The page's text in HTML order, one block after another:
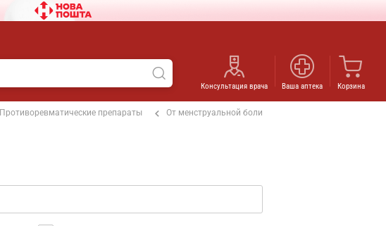
Консультация врача Ваша аптека Корзина
Противоревматические препараты От менструальной боли